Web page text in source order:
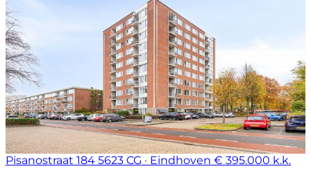
Pisanostraat 184 5623 CG · Eindhoven € 395.000 k.k.